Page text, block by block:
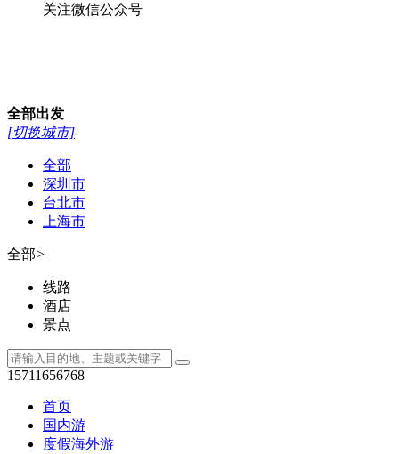
关注微信公众号
全部出发
[切换城市]
全部
深圳市
台北市
上海市
全部>
线路
酒店
景点
15711656768
首页
国内游
度假海外游